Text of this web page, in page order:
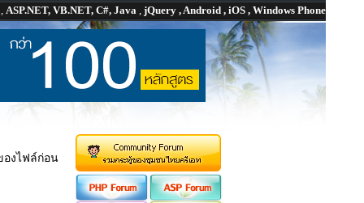
, ASP.NET, VB.NET, C#, Java , jQuery , Android , iOS , Windows Phone
งไฟล์ก่อน